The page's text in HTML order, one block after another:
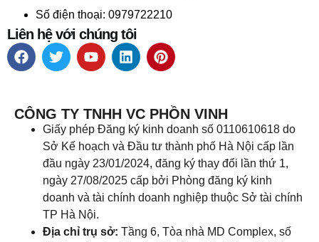
Số điện thoại: 0979722210
Liên hệ với chúng tôi
CÔNG TY TNHH VC PHỒN VINH
Giấy phép Đăng ký kinh doanh số 0110610618 do
Sở Kế hoạch và Đầu tư thành phố Hà Nội cấp lần
đầu ngày 23/01/2024, đăng ký thay đổi lần thứ 1,
ngày 27/08/2025 cấp bởi Phòng đăng ký kinh
doanh và tài chính doanh nghiệp thuộc Sở tài chính
TP Hà Nội.
Địa chỉ trụ sở: Tầng 6, Tòa nhà MD Complex, số